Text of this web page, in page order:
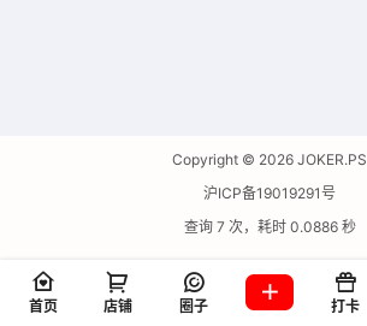
Copyright © 2026 JOKER.PS
沪ICP备19019291号
查询 7 次，耗时 0.0886 秒
首页 店铺 圈子 打卡